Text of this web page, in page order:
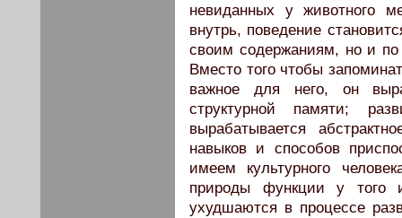
невиданных у животного
внутрь, поведение
своим содержаниям, но и
Вместо того чтобы
важное для него, он
структурной памяти;
вырабатывается
навыков и способов
имеем культурного
природы функции у того
ухудшаются в процессе